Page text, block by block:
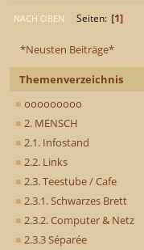
*Neusten Beiträge*
Themenverzeichnis
ooooooooo
2. MENSCH
2.1. Infostand
2.2. Links
2.3. Teestube / Cafe
2.3.1. Schwarzes Brett
2.3.2. Computer & Netz
2.3.3 Séparée
NACH OBEN Seiten 1